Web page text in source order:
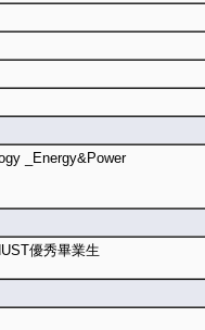
_Energy&Power
優秀畢業生